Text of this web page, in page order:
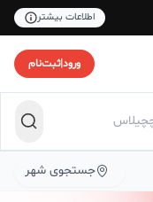
اطلاعات بیشتر
ورود|ثبت‌نام
جستجوی شهر